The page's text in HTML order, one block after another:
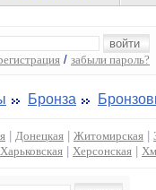
/ забыли пароль?
Бронза
Донецкая Житомирская
Харьковская Херсонская